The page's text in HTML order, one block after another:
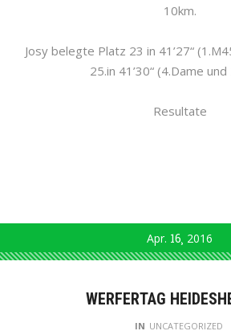
10km.
Josy belegte Platz 23 in 41’27“
25.in 41’30“ (4.Dame
Resultate
Apr. 16 2016
WERFERTAG
IN UNCATEGORIZED